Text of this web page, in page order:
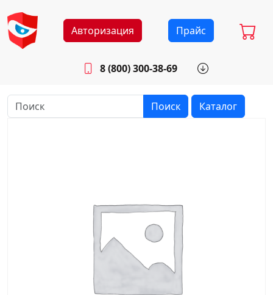
Авторизация Прайс
8 (800) 300-38-69
Будни: 8.30 - 17.00
Поиск Каталог